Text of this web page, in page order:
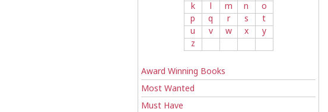
k
l m n
o
p
q r s
t
u
v w x
y
z
Award Winning Books
Most Wanted
Must Have